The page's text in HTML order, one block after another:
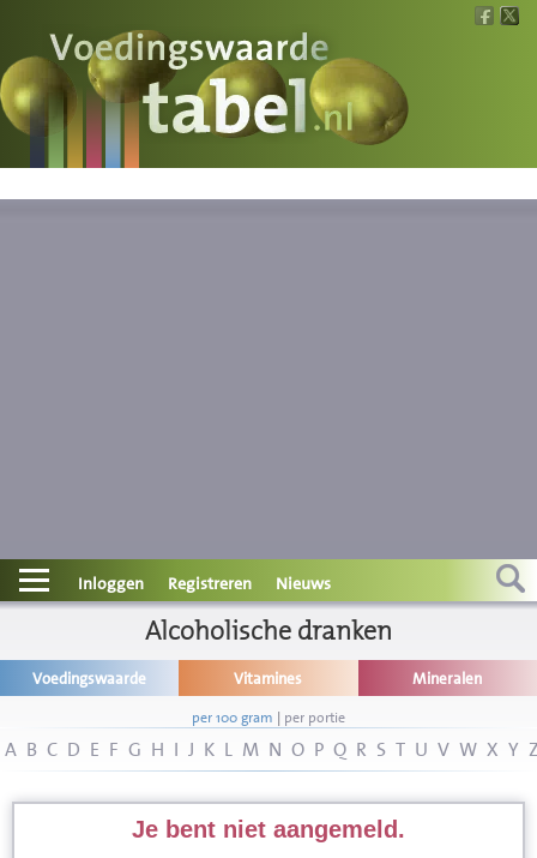
Voedingswaarde
Wat is wat?
Contact
Disclaimer
Inloggen Registreren Nieuws
Alcoholische dranken
Voedingswaarde Vitamines Mineralen
per 100 gram | per portie
A B C D E F G H I J K L M N O P Q R S T U V W X Y
Je bent niet aangemeld.